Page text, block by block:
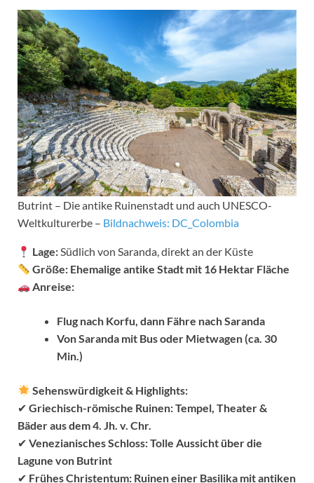
Butrint – Die antike Ruinenstadt und auch UNESCO-
Weltkulturerbe – Bildnachweis: DC_Colombia
Lage:Südlich von Saranda, direkt an der Küste
Größe: Ehemalige antike Stadt mit 16 Hektar Fläche
Anreise:
Flug nach Korfu, dann Fähre nach Saranda
Von Saranda mit Bus oder Mietwagen (ca. 30
Min.)
Sehenswürdigkeit & Highlights:
✔ Griechisch-römische Ruinen:Tempel, Theater &
Bäder aus dem 4. Jh. v. Chr.
✔ Venezianisches Schloss:Tolle Aussicht über die
Lagune von Butrint
✔ Frühes Christentum: Ruinen einer Basilika mit antiken